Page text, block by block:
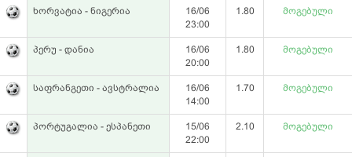
ხორვატია - ნიგერია
16/06
23:00
1.80 მოგებული
პერუ - დანია
16/06
20:00
1.80 მოგებული
საფრანგეთი - ავსტრალია
16/06
14:00
1.70 მოგებული
პორტუგალია - ესპანეთი
15/06
22:00
2.10 მოგებული